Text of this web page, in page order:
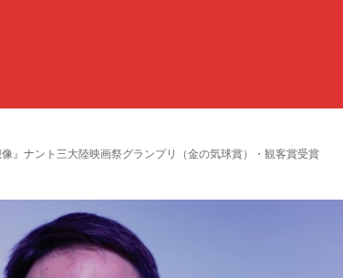
』ナント三大陸映画祭グランプリ（金の気球賞）・観客賞受賞